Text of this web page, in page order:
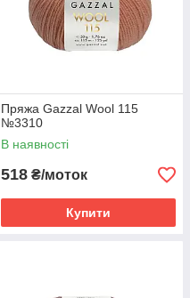
Пряжа Gazzal Wool 115
№3310
В наявності
518 ₴/моток
Купити